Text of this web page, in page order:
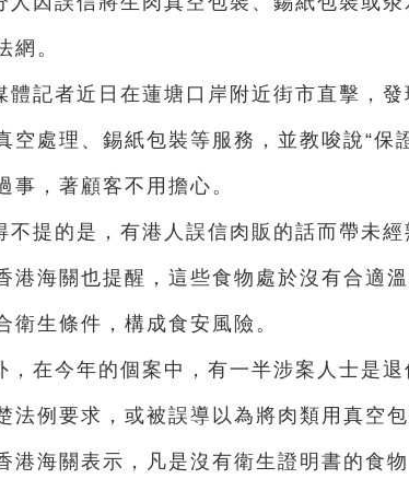
網。
體記者近日在蓮塘口岸附近街市直擊，
空處理、錫紙包裝等服務，並教唆說“保
事，著顧客不用擔心。
不提的是，有港人誤信肉販的話而帶未
港海關也提醒，這些食物處於沒有合適
衛生條件，構成食安風險。
，在今年的個案中，有一半涉案人士是
法例要求，或被誤導以為將肉類用真空
港海關表示，凡是沒有衛生證明書的食